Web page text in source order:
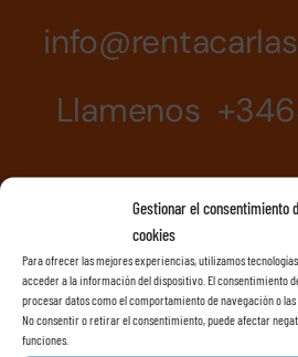
Gestionar el consentimiento
cookies
Para ofrecer las mejores experiencias, utilizamos
acceder a la información del dispositivo. El consentimiento
procesar datos como el comportamiento de navegación o
No consentir o retirar el consentimiento, puede afectar
funciones.
Llamenos